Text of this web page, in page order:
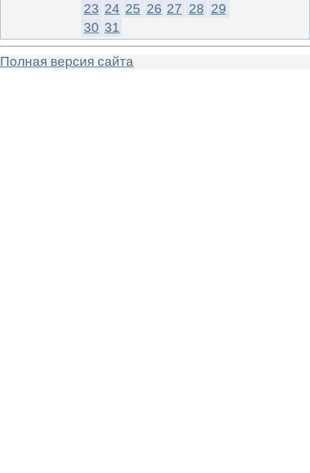
23 24 25 26 27 28 29
30 31
Полная версия сайта